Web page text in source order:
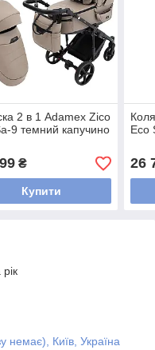
2 в 1 Adamex Zico
9 темний капучино
₴
Купити
Eco
26
немає), Київ, Україна